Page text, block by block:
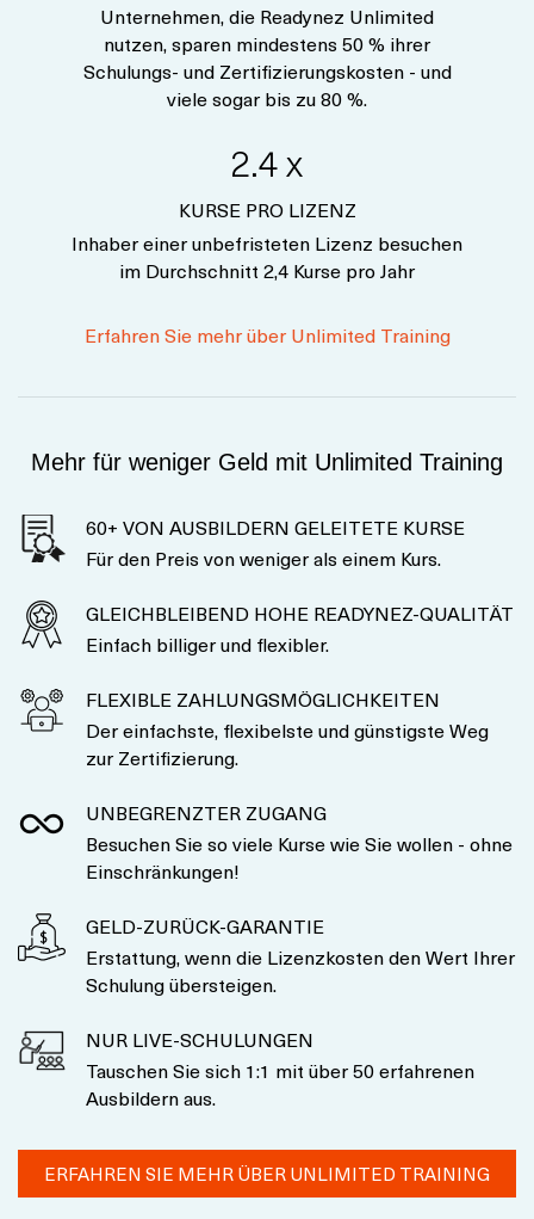
Unternehmen, die Readynez Unlimited
nutzen, sparen mindestens 50 % ihrer
Schulungs- und Zertifizierungskosten - und
viele sogar bis zu 80 %.
2.4 x
KURSE PRO LIZENZ
Inhaber einer unbefristeten Lizenz besuchen
im Durchschnitt 2,4 Kurse pro Jahr
Erfahren Sie mehr über Unlimited Training
Mehr für weniger Geld mit Unlimited Training
60+ VON AUSBILDERN GELEITETE KURSE
Für den Preis von weniger als einem Kurs.
GLEICHBLEIBEND HOHE READYNEZ-QUALITÄT
Einfach billiger und flexibler.
FLEXIBLE ZAHLUNGSMÖGLICHKEITEN
Der einfachste, flexibelste und günstigste Weg
zur Zertifizierung.
UNBEGRENZTER ZUGANG
Besuchen Sie so viele Kurse wie Sie wollen - ohne
Einschränkungen!
GELD-ZURÜCK-GARANTIE
Erstattung, wenn die Lizenzkosten den Wert Ihrer
Schulung übersteigen.
NUR LIVE-SCHULUNGEN
Tauschen Sie sich 1:1 mit über 50 erfahrenen
Ausbildern aus.
ERFAHREN SIE MEHR ÜBER UNLIMITED TRAINING